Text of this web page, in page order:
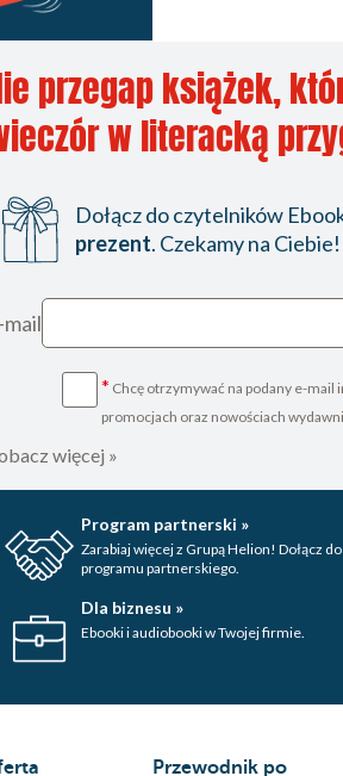
przegap książek,
w literacką
Dołącz do czytelników
prezent. Czekamy na Ciebie!
* Chcę otrzymywać na podany e-mail
promocjach oraz nowościach
więcej »
Program partnerski »
Zarabiaj więcej z Grupą Helion! Dołącz do
programu partnerskiego.
Dla biznesu »
Ebooki i audiobooki w Twojej firmie.
Przewodnik po